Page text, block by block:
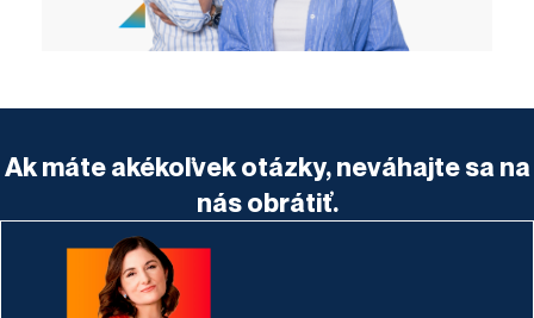
Ak máte akékoľvek otázky, neváhajte sa na
nás obrátiť.